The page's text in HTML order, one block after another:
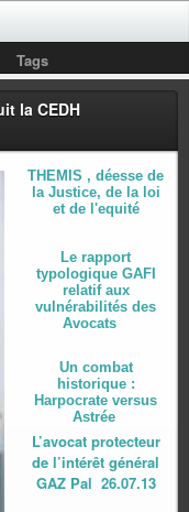
Tags
la CEDH
THEMIS , déesse de
la Justice, de la loi
et de l'equité
Le rapport
typologique GAFI
relatif aux
vulnérabilités des
Avocats
Un combat
historique :
Harpocrate versus
Astrée
L’avocat protecteur
de l’intérêt général
GAZ Pal 26.07.13